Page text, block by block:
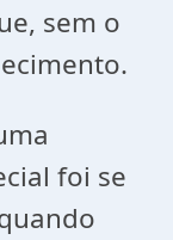
sem o
foi se